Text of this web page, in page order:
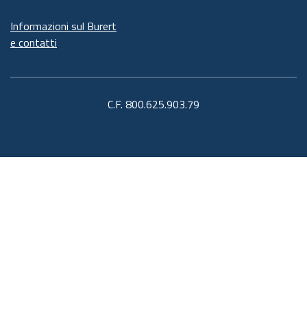
Informazioni sul Burert
e contatti
C.F. 800.625.903.79